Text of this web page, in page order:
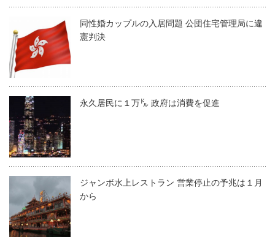
同性婚カップルの入居問題 公団住宅管理局に違
憲判決
永久居民に１万㌦ 政府は消費を促進
ジャンボ水上レストラン 営業停止の予兆は１月
から